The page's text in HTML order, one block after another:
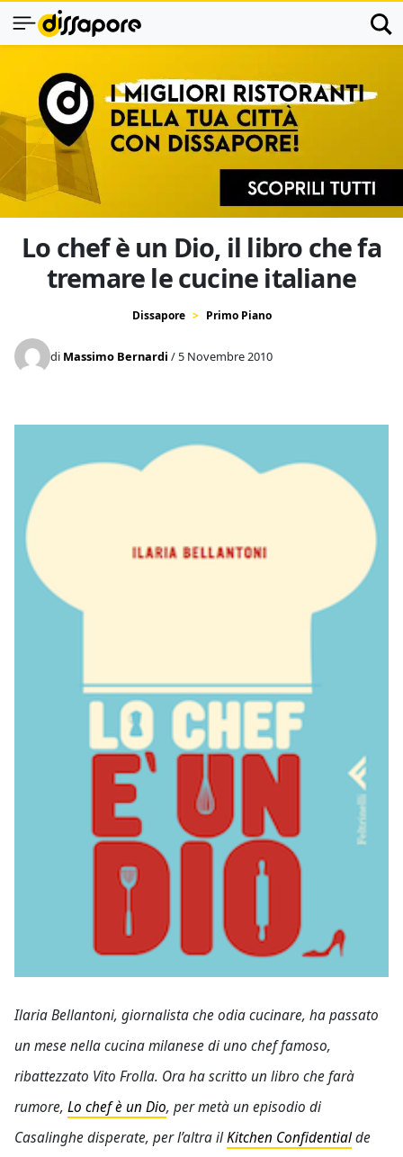
Lo chef è un Dio, il libro che fa
tremare le cucine italiane
Dissapore Primo Piano
di Massimo Bernardi / 5 Novembre 2010
Ilaria Bellantoni, giornalista che odia cucinare, ha passato
un mese nella cucina milanese di uno chef famoso,
ribattezzato Vito Frolla. Ora ha scritto un libro che farà
rumore, Lo chef è un Dio, per metà un episodio di
Casalinghe disperate, per l’altra ilKitchen Confidentialde